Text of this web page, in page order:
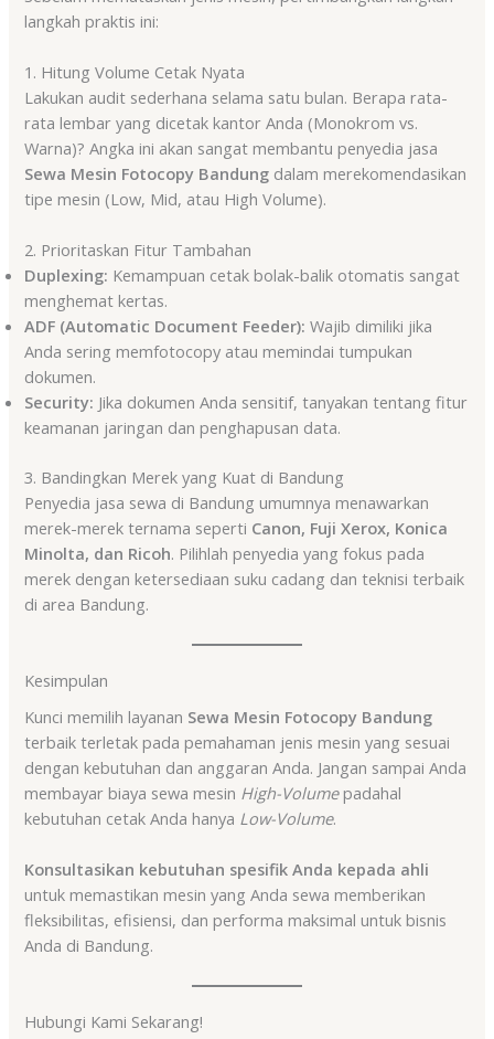
langkah praktis ini:
1. Hitung Volume Cetak Nyata
Lakukan audit sederhana selama satu bulan. Berapa rata-
rata lembar yang dicetak kantor Anda (Monokrom vs.
Warna)? Angka ini akan sangat membantu penyedia jasa
Sewa Mesin Fotocopy Bandung dalam merekomendasikan
tipe mesin (Low, Mid, atau High Volume).
2. Prioritaskan Fitur Tambahan
Duplexing: Kemampuan cetak bolak-balik otomatis sangat
menghemat kertas.
ADF (Automatic Document Feeder): Wajib dimiliki jika
Anda sering memfotocopy atau memindai tumpukan
dokumen.
Security: Jika dokumen Anda sensitif, tanyakan tentang fitur
keamanan jaringan dan penghapusan data.
3. Bandingkan Merek yang Kuat di Bandung
Penyedia jasa sewa di Bandung umumnya menawarkan
merek-merek ternama seperti Canon, Fuji Xerox, Konica
Minolta, dan Ricoh. Pilihlah penyedia yang fokus pada
merek dengan ketersediaan suku cadang dan teknisi terbaik
di area Bandung.
Kesimpulan
Kunci memilih layanan Sewa Mesin Fotocopy Bandung
terbaik terletak pada pemahaman jenis mesin yang sesuai
dengan kebutuhan dan anggaran Anda. Jangan sampai Anda
membayar biaya sewa mesin High-Volumepadahal
kebutuhan cetak Anda hanya Low-Volume.
Konsultasikan kebutuhan spesifik Anda kepada ahli
untuk memastikan mesin yang Anda sewa memberikan
fleksibilitas, efisiensi, dan performa maksimal untuk bisnis
Anda di Bandung.
Hubungi Kami Sekarang!